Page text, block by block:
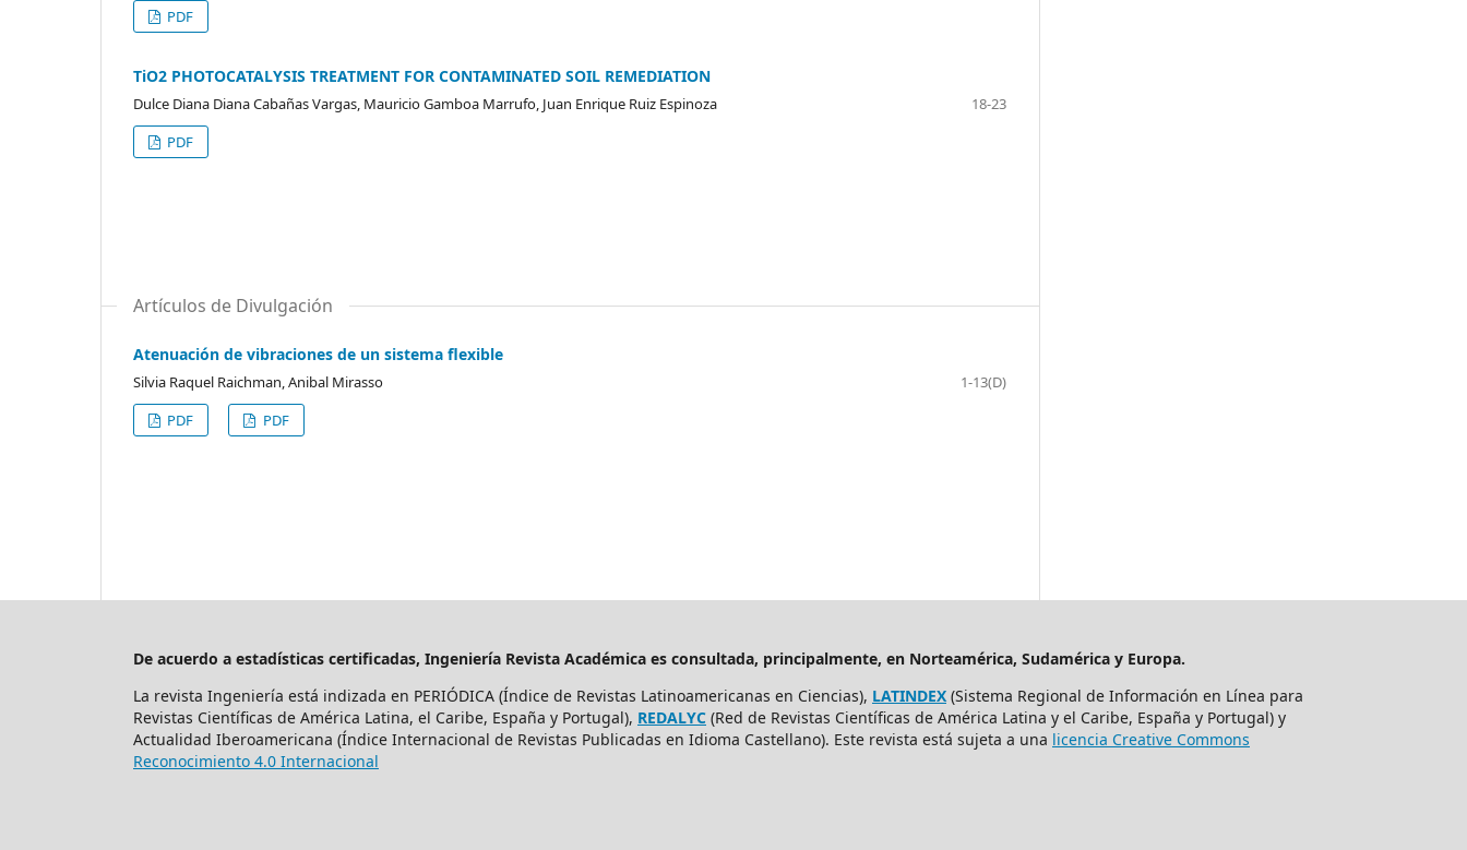
PDF
TiO2 PHOTOCATALYSIS TREATMENT FOR CONTAMINATED SOIL REMEDIATION
Dulce Diana Diana Cabañas Vargas, Mauricio Gamboa Marrufo, Juan Enrique Ruiz Espinoza
18-23
PDF
Artículos de Divulgación
Atenuación de vibraciones de un sistema flexible
Silvia Raquel Raichman, Anibal Mirasso
1-13(D)
PDF
PDF
De acuerdo a estadísticas certificadas, Ingeniería Revista Académica es consultada, principalmente, en Norteamérica, Sudamérica y Europa.
La revista Ingeniería está indizada en PERIÓDICA (Índice de Revistas Latinoamericanas en Ciencias), LATINDEX (Sistema Regional de Información en Línea para
Revistas Científicas de América Latina, el Caribe, España y Portugal), REDALYC (Red de Revistas Científicas de América Latina y el Caribe, España y Portugal) y
Actualidad Iberoamericana (Índice Internacional de Revistas Publicadas en Idioma Castellano). Este revista está sujeta a una licencia Creative Commons
Reconocimiento 4.0 Internacional